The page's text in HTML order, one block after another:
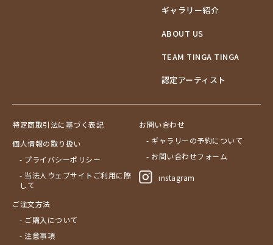
ギャラリー紹介
ABOUT US
TEAM TINGA TINGA
認定アーティスト
特定商取引法に基づく表記
個人情報の取り扱い
- プライバシーポリシー
- 当法人ウェブサイトご利用に際
して
ご注文方法
- ご購入について
- 注意事項
お問い合わせ
- ギャラリーの予約について
- お問い合わせフォーム
instagram